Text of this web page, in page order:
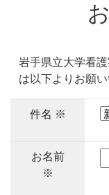
岩手県立大学看
は以下よりお願い
件名 ※
お名前
※